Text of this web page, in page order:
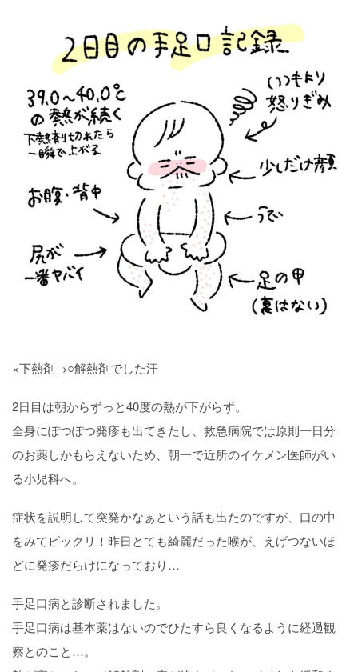
×下熱剤→○解熱剤でした汗
2日目は朝からずっと40度の熱が下がらず。
全身にぽつぽつ発疹も出てきたし、救急病院では原則一日分
のお薬しかもらえないため、朝一で近所のイケメン医師がい
る小児科へ。
症状を説明して突発かなぁという話も出たのですが、口の中
をみてビックリ！昨日とても綺麗だった喉が、えげつないほ
どに発疹だらけになっており…
手足口病と診断されました。
手足口病は基本薬はないのでひたすら良くなるように経過観
察とのこと…。